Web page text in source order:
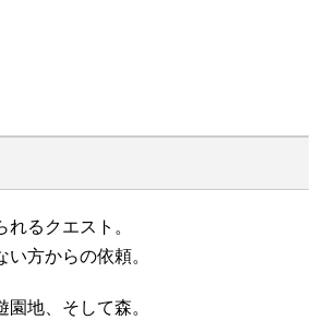
るクエスト。
方からの依頼。
地、そして森。